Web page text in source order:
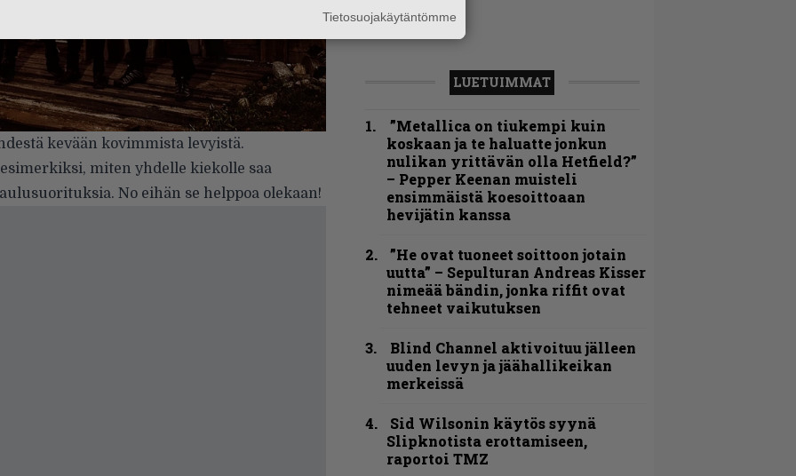
kevään kovimmista levyistä.
miten yhdelle kiekolle saa
No eihän se helppoa olekaan!
LUETUIMMAT
”Metallica on tiukempi kuin
koskaan ja te haluatte jonkun
nulikan yrittävän olla Hetfield?”
– Pepper Keenan muisteli
ensimmäistä koesoittoaan
hevijätin kanssa
”He ovat tuoneet soittoon jotain
uutta” – Sepulturan Andreas Kisser
nimeää bändin, jonka riffit ovat
tehneet vaikutuksen
Blind Channel aktivoituu jälleen
uuden levyn ja jäähallikeikan
merkeissä
Sid Wilsonin käytös syynä
Slipknotista erottamiseen,
raportoi TMZ
Tietosuojakäytäntömme